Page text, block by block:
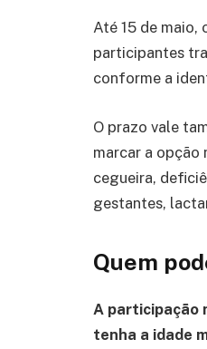
Até 15 de
participantes
conforme a
O prazo vale
marcar a opção
cegueira,
gestantes,
Quem
A participação
tenha a idade